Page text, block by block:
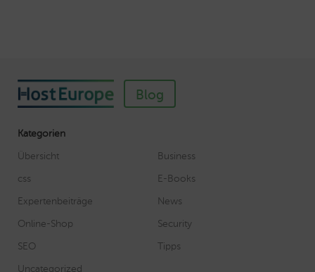
Blog
Kategorien
Übersicht
Business
css
E-Books
Expertenbeiträge
News
Online-Shop
Security
SEO
Tipps
Uncategorized